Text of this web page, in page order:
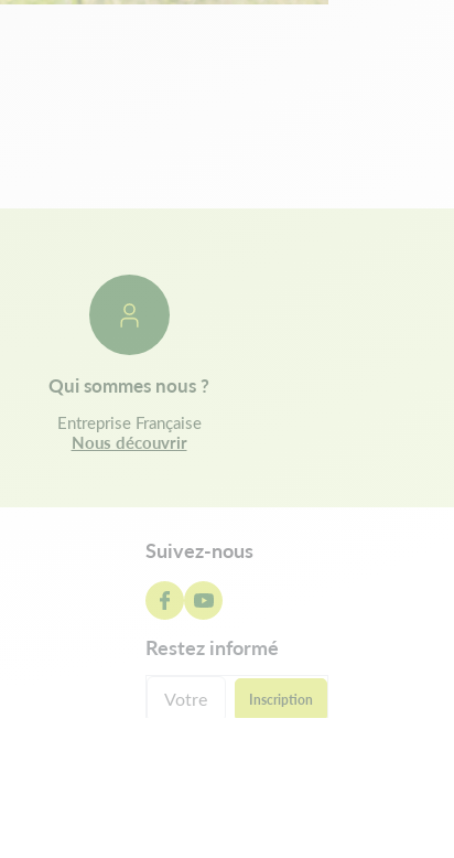
Qui sommes nous ?
Entreprise Française
Nous découvrir
Suivez-nous
restez informé